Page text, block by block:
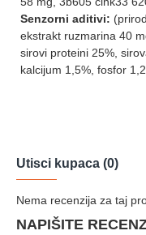
Senzorni aditivi:
ekstrakt ruzmarina 40
sirovi proteini 25%,
kalcijum 1,5%, fosfor
Utisci kupaca (0)
Nema recenzija za taj
NAPIŠITE